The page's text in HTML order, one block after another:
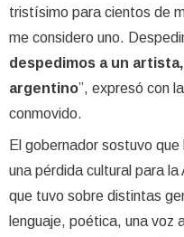
tristísimo para cientos de
me considero uno.
despedimos a un
argentino”, expresó con
conmovido.
El gobernador sostuvo
una pérdida cultural para
que tuvo sobre distintas
lenguaje, poética, una voz